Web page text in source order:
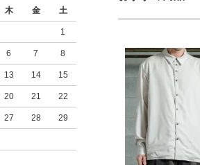
木 金 土
1
6 7 8
13 14 15
20 21 22
27 28 29